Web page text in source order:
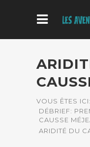
VOUS ÊTES ICI:
DÉBRIEF:
CAUSSE
ARIDITÉ DU